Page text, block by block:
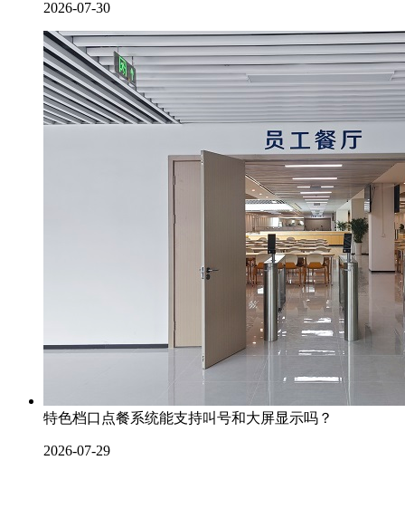
2026-07-30
特色档口点餐系统能支持叫号和大屏显示吗？
2026-07-29